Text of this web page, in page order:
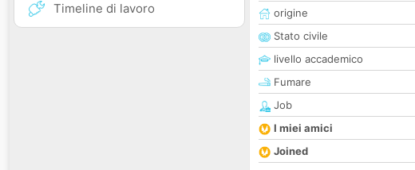
Timeline di lavoro origine
Stato civile
livello accademico
Fumare
Job
I miei amici
Joined